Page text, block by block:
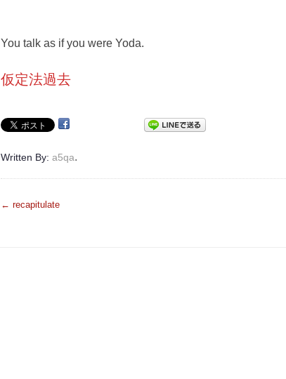
You talk as if you were Yoda.
仮定法過去
Written By: a5qa.
投
← recapitulate